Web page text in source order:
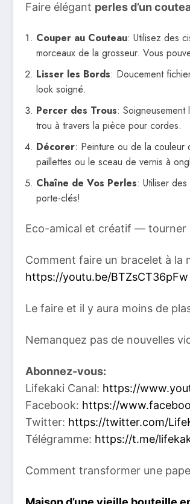
Faire élégant perles d’un
Couper au Couteau: Utilisez des
morceaux de la grosseur. Vous
Lisser les Bords: Doucement
look soigné.
Percer des Trous: Soigneusement
trou à travers la pièce pour cordes.
Décorer: Peinture ou de la couleur
paillettes ou le sceau de vernis à
Chaîne de Vos Perles: Utiliser
porte-clés!
Eco-amical et créatif — tourner
Comment faire un bracelet à la
https://youtu.be/BTZsCT36pFw
Le faire et il y aura moins de
Nemanquez pas de nouvelles
Abonnez-vous:
Lifekaki Canal: https://
Facebook: https://
Twitter: https://twitter.com/
Télégramme: https://t.me/
Comment transformer une